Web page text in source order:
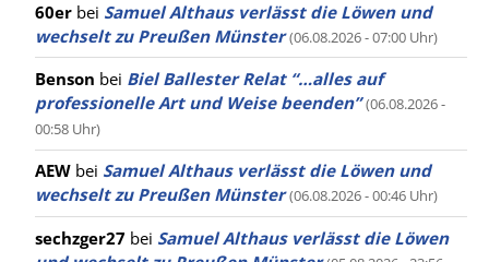
60er bei Samuel Althaus verlässt die Löwen und
wechselt zu Preußen Münster (06.08.2026 - 07:00 Uhr)
Benson bei Biel Ballester Relat “…alles auf
professionelle Art und Weise beenden” (06.08.2026 -
00:58 Uhr)
AEW bei Samuel Althaus verlässt die Löwen und
wechselt zu Preußen Münster (06.08.2026 - 00:46 Uhr)
sechzger27 bei Samuel Althaus verlässt die Löwen